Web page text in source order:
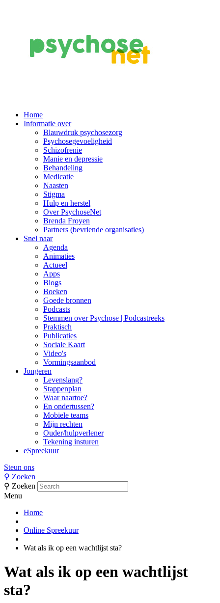
Main
Navigation
Home
Informatie over
Blauwdruk psychosezorg
Psychosegevoeligheid
Schizofrenie
Manie en depressie
Behandeling
Medicatie
Naasten
Stigma
Hulp en herstel
Over PsychoseNet
Brenda Froyen
Partners (bevriende organisaties)
Snel naar
Agenda
Animaties
Actueel
Apps
Blogs
Boeken
Goede bronnen
Podcasts
Stemmen over Psychose | Podcastreeks
Praktisch
Publicaties
Sociale Kaart
Video's
Vormingsaanbod
Jongeren
Levenslang?
Stappenplan
Waar naartoe?
En ondertussen?
Mobiele teams
Mijn rechten
Ouder/hulpverlener
Tekening insturen
eSpreekuur
Steun ons
⚲ Zoeken
⚲ Zoeken
Menu
Home
Online Spreekuur
Wat als ik op een wachtlijst sta?
Wat als ik op een wachtlijst
sta?